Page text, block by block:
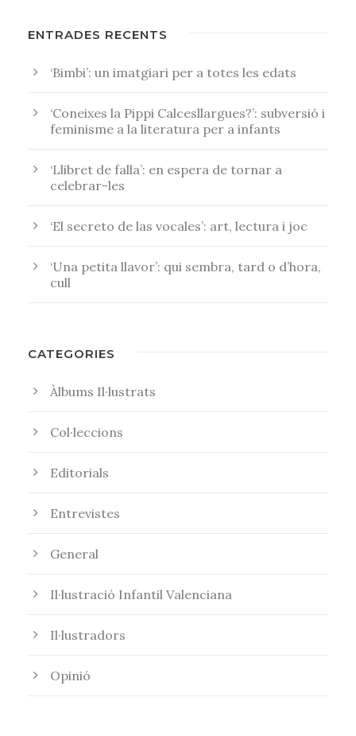
ENTRADES RECENTS
‘Bimbi’: un imatgiari per a totes les edats
‘Coneixes la Pippi Calcesllargues?’: subversió i
feminisme a la literatura per a infants
‘Llibret de falla’: en espera de tornar a
celebrar-les
‘El secreto de las vocales’: art, lectura i joc
‘Una petita llavor’: qui sembra, tard o d’hora,
cull
CATEGORIES
Àlbums Il·lustrats
Col·leccions
Editorials
Entrevistes
General
Il·lustració Infantil Valenciana
Il·lustradors
Opinió